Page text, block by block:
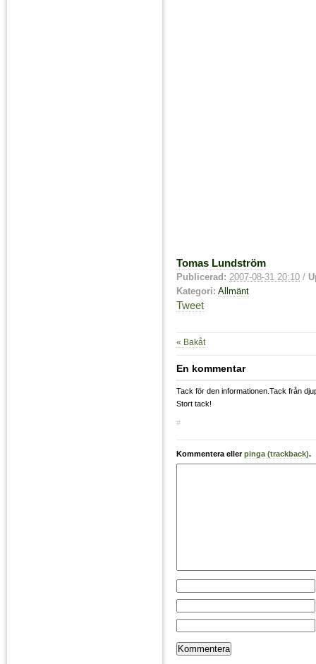
Tomas Lundström
Publicerad: 2007-08-31 20:10 /
Kategori: Allmänt
Tweet
« Bakåt
En kommentar
Tack för den informationen.Tack från
Stort tack!
#
Kommentera ellerpinga (trackback).